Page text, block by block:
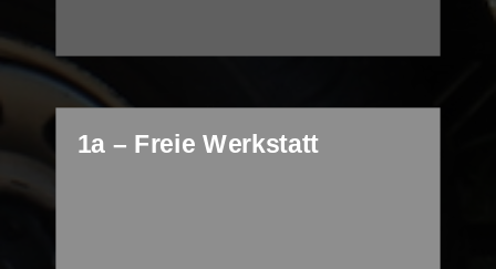
1a – Freie Werkstatt